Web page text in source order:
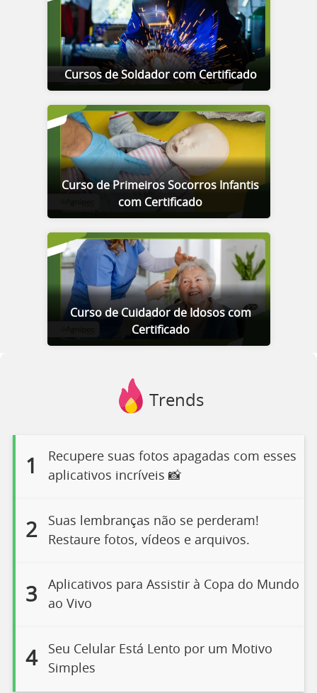
Cursos de Soldador com Certificado
Curso de Primeiros Socorros Infantis
com Certificado
Curso de Cuidador de Idosos com
Certificado
Trends
1
Recupere suas fotos apagadas com esses
aplicativos incríveis 📸
2
Suas lembranças não se perderam!
Restaure fotos, vídeos e arquivos.
3
Aplicativos para Assistir à Copa do Mundo
ao Vivo
4
Seu Celular Está Lento por um Motivo
Simples